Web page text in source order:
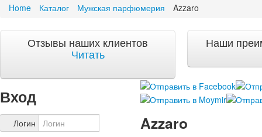
Акции и скидки
Доставка и оплата
Доставка и оплата по Москве
ЧаВо
Ответы на часто задаваемые вопросы
Home Каталог Мужская парфюмерия Azzaro
Отзывы наших клиентов
Читать
Наши
Вход
Логин
Azzaro